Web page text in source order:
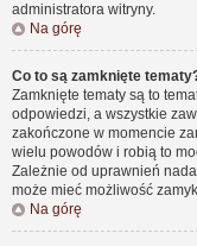
administratora witryny.
Na górę
Co to są zamknięte
Zamknięte tematy są to
odpowiedzi, a wszystkie
zakończone w momencie
wielu powodów i robią to
Zależnie od uprawnień
może mieć możliwość
Na górę